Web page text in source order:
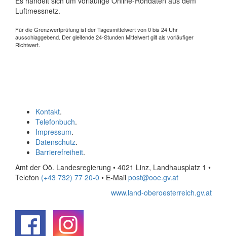
Luftmessnetz.
Für die Grenzwertprüfung ist der Tagesmittelwert von 0 bis 24 Uhr
ausschlaggebend. Der gleitende 24-Stunden Mittelwert gilt als vorläufiger
Richtwert.
Kontakt.
Telefonbuch.
Impressum.
Datenschutz.
Barrierefreiheit.
Amt der Oö. Landesregierung • 4021 Linz, Landhausplatz 1 •
Telefon (+43 732) 77 20-0 • E-Mail post@ooe.gv.at
www.land-oberoesterreich.gv.at